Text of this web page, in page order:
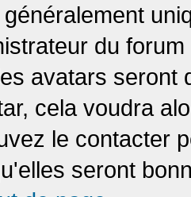
du
avatars seront
cela voudra
le contacter
seront